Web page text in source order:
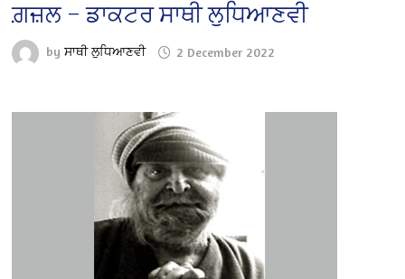
ਗ਼ਜ਼ਲ – ਡਾਕਟਰ ਸਾਥੀ ਲੁਧਿਆਣਵੀ
byਸਾਥੀ ਲੁਧਿਆਣਵੀ 2 December 2022